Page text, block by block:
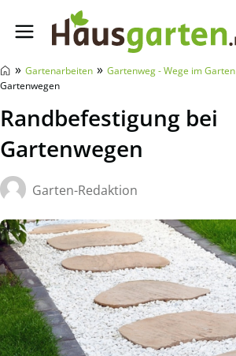
Hausgarten.net
» Gartenarbeiten » Gartenweg - Wege im Garten
Gartenwegen
Randbefestigung bei
Gartenwegen
Garten-Redaktion